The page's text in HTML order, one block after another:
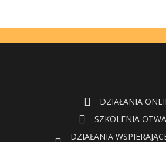
DZIAŁANIA
SZKOLENIA
DZIAŁANIA